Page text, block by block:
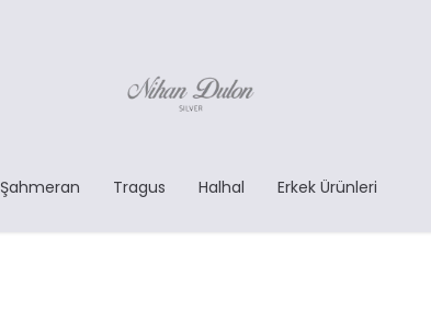
Şahmeran Tragus Halhal Erkek Ürünleri